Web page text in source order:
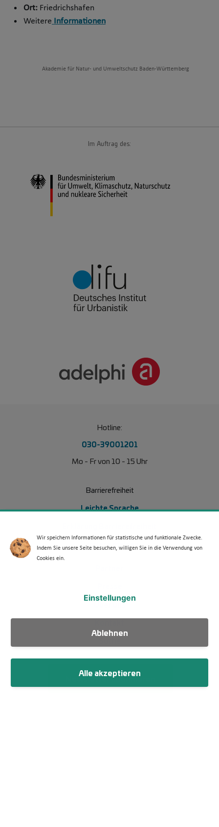
Ort: Friedrichshafen
Weitere Informationen
Akademie für Natur- und Umweltschutz Baden-Württemberg
Im Auftrag des:
Hotline:
030-39001201
Mo - Fr von 10 - 15 Uhr
Barrierefreiheit
Leichte Sprache
Barriere melden
Über uns
Newsletter abonnieren
Wir speichern Informationen für statistische und funktionale Zwecke.
Indem Sie unsere Seite besuchen, willigen Sie in die Verwendung von
Cookies ein.
Ablehnen
Einstellungen
Alle akzeptieren